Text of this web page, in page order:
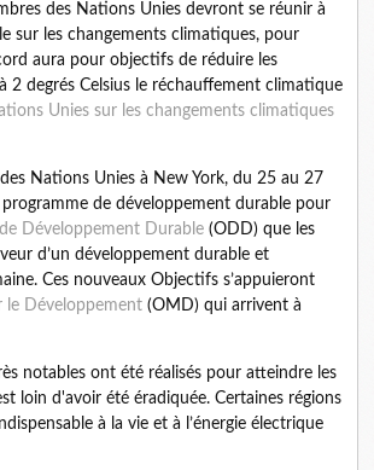
des Nations Unies devront se réunir à
sur les changements climatiques, pour
aura pour objectifs de réduire les
2 degrés Celsius le réchauffement climatique
Unies sur les changements climatiques
Nations Unies à New York, du 25 au 27
de développement durable pour
Développement Durable (ODD) que les
d’un développement durable et
Ces nouveaux Objectifs s’appuieront
Développement (OMD) qui arrivent à
notables ont été réalisés pour atteindre les
loin d'avoir été éradiquée. Certaines régions
à la vie et à l’énergie électrique